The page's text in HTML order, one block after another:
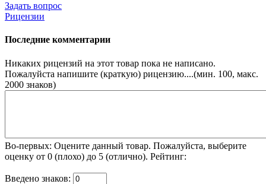
Задать вопрос
Рицензии
Последние комментарии
Никаких рицензий на этот товар пока не написано.
Пожалуйста напишите (краткую) рицензию....(мин. 100, макс.
2000 знаков)
Во-первых: Оцените данный товар. Пожалуйста, выберите
оценку от 0 (плохо) до 5 (отлично). Рейтинг:
Введено знаков: